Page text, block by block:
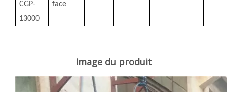
CGP-
13000
face
Image du produit